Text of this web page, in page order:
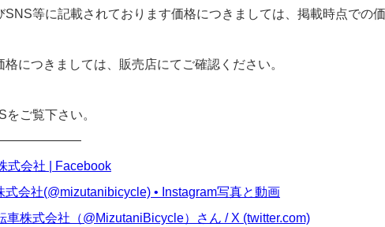
等に記載されております価格につきましては、掲載時点での
につきましては、販売店にてご確認ください。
ご覧下さい。
式会社 | Facebook
式会社(@mizutanibicycle) • Instagram写真と動画
車株式会社（@MizutaniBicycle）さん / X (twitter.com)